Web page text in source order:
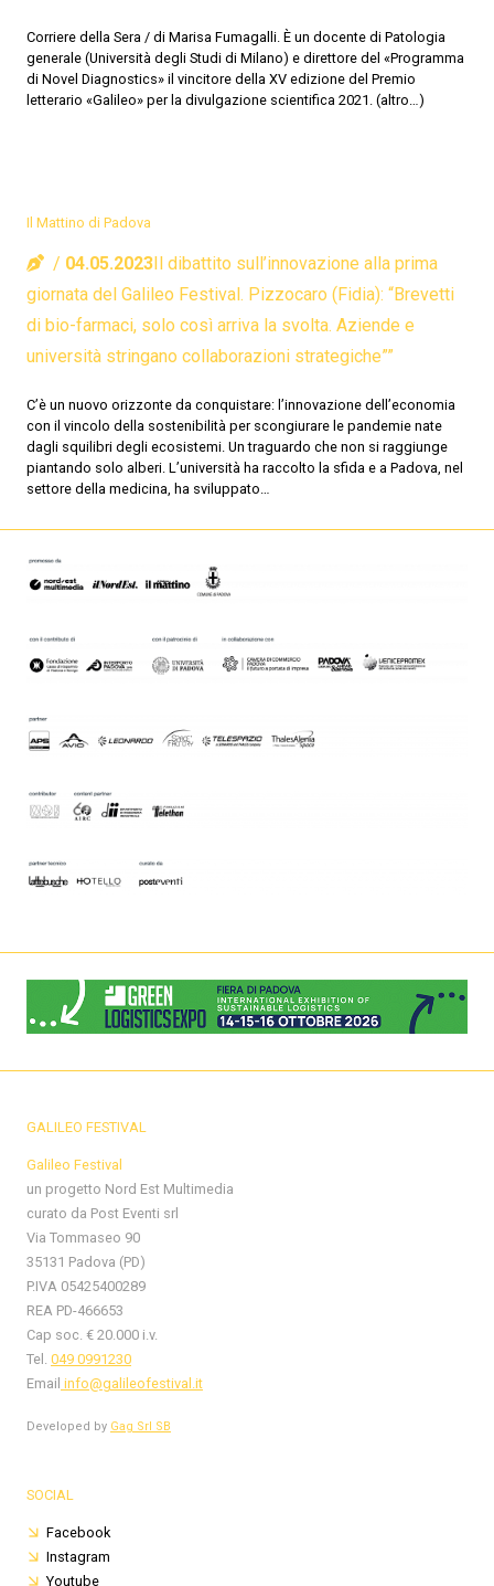
Corriere della Sera / di Marisa Fumagalli. È un docente di Patologia
generale (Università degli Studi di Milano) e direttore del «Programma
di Novel Diagnostics» il vincitore della XV edizione del Premio
letterario «Galileo» per la divulgazione scientifica 2021. (altro…)
Il Mattino di Padova
04.05.2023Il dibattito sull’innovazione alla prima
giornata del Galileo Festival. Pizzocaro (Fidia): “Brevetti
di bio-farmaci, solo così arriva la svolta. Aziende e
università stringano collaborazioni strategiche””
C’è un nuovo orizzonte da conquistare: l’innovazione dell’economia
con il vincolo della sostenibilità per scongiurare le pandemie nate
dagli squilibri degli ecosistemi. Un traguardo che non si raggiunge
piantando solo alberi. L’università ha raccolto la sfida e a Padova, nel
settore della medicina, ha sviluppato…
GALILEO FESTIVAL
Galileo Festival
un progetto Nord Est Multimedia
curato da Post Eventi srl
Via Tommaseo 90
35131 Padova (PD)
P.IVA 05425400289
REA PD-466653
Cap soc. € 20.000 i.v.
Tel. 049 0991230
Email info@galileofestival.it
Developed by Gag Srl SB
SOCIAL
Facebook
Instagram
Youtube